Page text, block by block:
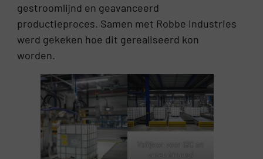
gestroomlijnd en geavanceerd
productieproces. Samen met Robbe Industries
werd gekeken hoe dit gerealiseerd kon
worden.
Vullijnen voor IBC en
vaten (drums)